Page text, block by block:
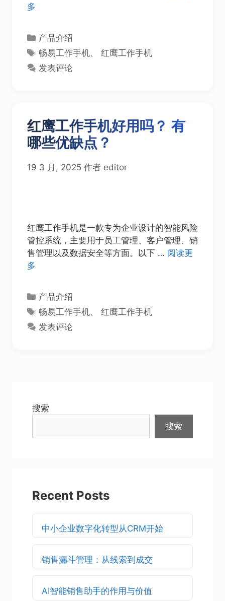
多
分
类
产品介绍
标
签
畅易工作手机、红鹰工作手机
发表评论
红鹰工作手机好用吗？ 有
哪些优缺点？
19 3 月, 2025 作者 editor
红鹰工作手机是一款专为企业设计的智能风险
管控系统，主要用于员工管理、客户管理、销
售管理以及数据安全等方面。以下 … 阅读更
多
分
类
产品介绍
标
签
畅易工作手机、红鹰工作手机
发表评论
搜索
搜索
Recent Posts
中小企业数字化转型从CRM开始
销售漏斗管理：从线索到成交
AI智能销售助手的作用与价值